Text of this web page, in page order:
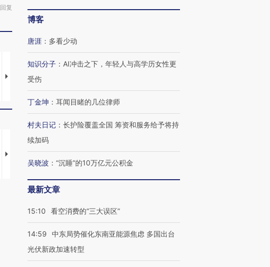
回复
马航飞行员跨国走私7万
【推广】走进第四届链博
会，让数智科技“链”接产
【特别呈现】寻找100种
博客
唐涯 ： 多看少动
知识分子 ： AI冲击之下，年轻人与高学历女性更
受伤
丁金坤 ： 耳闻目睹的几位律师
村夫日记 ： 长护险覆盖全国 筹资和服务给予将持
续加码
吴晓波 ： “沉睡”的10万亿元公积金
最新文章
15:10 看空消费的“三大误区”
14:59
中东局势催化东南亚能源焦虑 多国出台
光伏新政加速转型